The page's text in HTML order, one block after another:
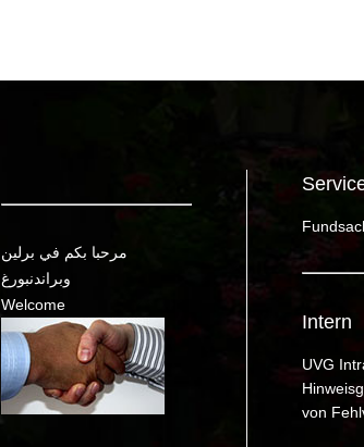
مرحبا بكم في برلين
وبراندنبورغ
Welcome
Intern
UVG
von